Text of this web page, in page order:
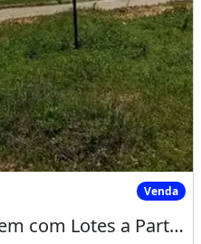
com Lotes a Partir
Venda
Loteamento Porto Pecem com Lotes a Partir de 15X30 Cuida Venha Adquirir o Seu Lote. Mat